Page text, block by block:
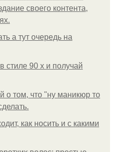
своего контента,
а тут очередь на
стиле 90 х и получай
о том, что "ну маникюр то
как носить и с какими